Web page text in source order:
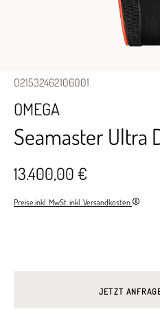
O21532462106001
OMEGA
Seamaster Ultra
13.400,00 €
Preise inkl. MwSt. inkl. Versandkosten
JETZT